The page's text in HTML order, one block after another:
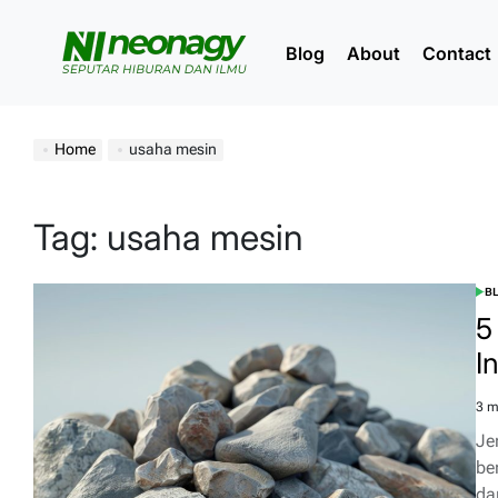
Blog About Contact
Home usaha mesin
Tag: usaha mesin
3